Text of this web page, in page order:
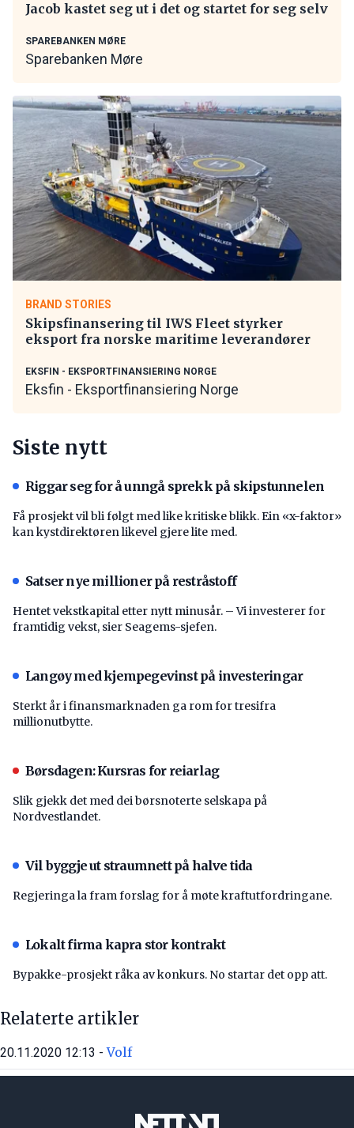
Jacob kastet seg ut i det og startet for seg selv
SPAREBANKEN MØRE
Sparebanken Møre
BRAND STORIES
Skipsfinansering til IWS Fleet styrker
eksport fra norske maritime leverandører
EKSFIN - EKSPORTFINANSIERING NORGE
Eksfin - Eksportfinansiering Norge
Siste nytt
Riggar seg for å unngå sprekk på skipstunnelen
Få prosjekt vil bli følgt med like kritiske blikk. Ein «x-faktor»
kan kystdirektøren likevel gjere lite med.
Satser nye millioner på restråstoff
Hentet vekstkapital etter nytt minusår. – Vi investerer for
framtidig vekst, sier Seagems-sjefen.
Langøy med kjempegevinst på investeringar
Sterkt år i finansmarknaden ga rom for tresifra
millionutbytte.
Børsdagen: Kursras for reiarlag
Slik gjekk det med dei børsnoterte selskapa på
Nordvestlandet.
Vil byggje ut straumnett på halve tida
Regjeringa la fram forslag for å møte kraftutfordringane.
Lokalt firma kapra stor kontrakt
Bypakke-prosjekt råka av konkurs. No startar det opp att.
Relaterte artikler
20.11.2020 12:13 -Volf